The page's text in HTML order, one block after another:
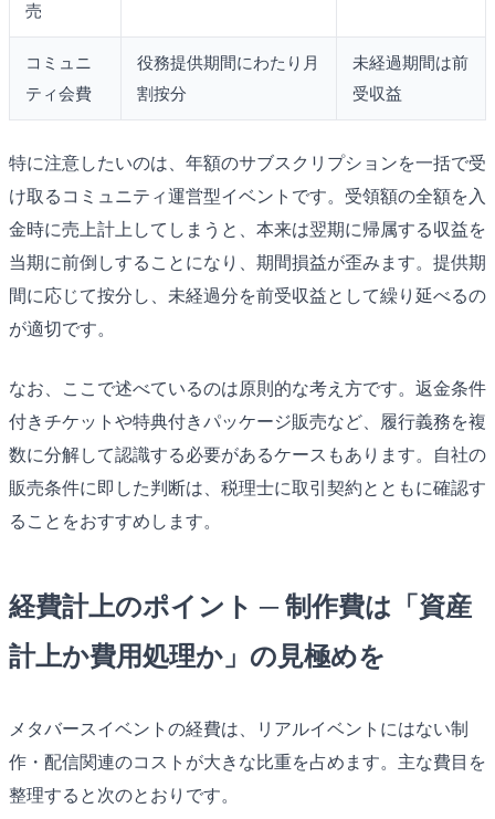
売
コミュニ
ティ会費
役務提供期間にわたり月
割按分
未経過期間は前
受収益
特に注意したいのは、年額のサブスクリプションを一括で受
け取るコミュニティ運営型イベントです。受領額の全額を入
金時に売上計上してしまうと、本来は翌期に帰属する収益を
当期に前倒しすることになり、期間損益が歪みます。提供期
間に応じて按分し、未経過分を前受収益として繰り延べるの
が適切です。
なお、ここで述べているのは原則的な考え方です。返金条件
付きチケットや特典付きパッケージ販売など、履行義務を複
数に分解して認識する必要があるケースもあります。自社の
販売条件に即した判断は、税理士に取引契約とともに確認す
ることをおすすめします。
経費計上のポイント ─ 制作費は「資産
計上か費用処理か」の見極めを
メタバースイベントの経費は、リアルイベントにはない制
作・配信関連のコストが大きな比重を占めます。主な費目を
整理すると次のとおりです。